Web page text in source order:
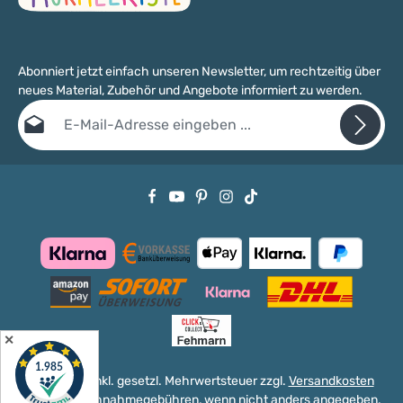
Abonniert jetzt einfach unseren Newsletter, um rechtzeitig über
neues Material, Zubehör und Angebote informiert zu werden.
E-Mail-Adresse*
Datenschutzbestimmungenzur Kenntnis genommen
Alle Preise inkl. gesetzl. Mehrwertsteuer zzgl. Versandkosten
✕